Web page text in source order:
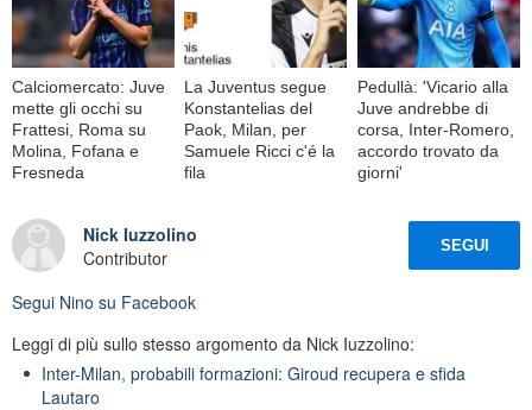
Calciomercato: Juve
mette gli occhi su
Frattesi, Roma su
Molina, Fofana e
Fresneda
La Juventus segue
Konstantelias del
Paok, Milan, per
Samuele Ricci c'é la
fila
Pedullà: 'Vicario alla
Juve andrebbe di
corsa, Inter-Romero,
accordo trovato da
giorni'
Nick Iuzzolino
Contributor
SEGUI
Segui Nino su Facebook
Leggi di più sullo stesso argomento da Nick Iuzzolino:
Inter-Milan, probabili formazioni: Giroud recupera e sfida
Lautaro